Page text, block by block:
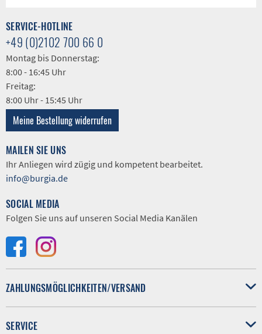
SERVICE-HOTLINE
+49 (0)2102 700 66 0
Montag bis Donnerstag:
8:00 - 16:45 Uhr
Freitag:
8:00 Uhr - 15:45 Uhr
Meine Bestellung widerrufen
MAILEN SIE UNS
Ihr Anliegen wird zügig und kompetent bearbeitet.
info@burgia.de
SOCIAL MEDIA
Folgen Sie uns auf unseren Social Media Kanälen
ZAHLUNGSMÖGLICHKEITEN/VERSAND
SERVICE